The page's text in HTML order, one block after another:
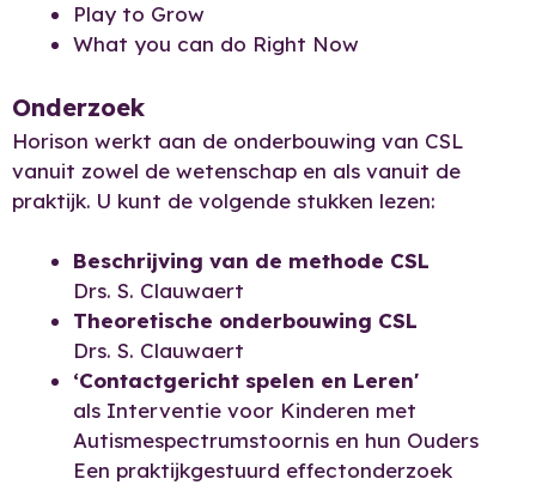
Play to Grow
What you can do Right Now
Onderzoek
Horison werkt aan de onderbouwing van CSL
vanuit zowel de wetenschap en als vanuit de
praktijk. U kunt de volgende stukken lezen:
Beschrijving van de methode CSL
Drs. S. Clauwaert
Theoretische onderbouwing CSL
Drs. S. Clauwaert
‘Contactgericht spelen en Leren'
als Interventie voor Kinderen met
Autismespectrumstoornis en hun Ouders
Een praktijkgestuurd effectonderzoek